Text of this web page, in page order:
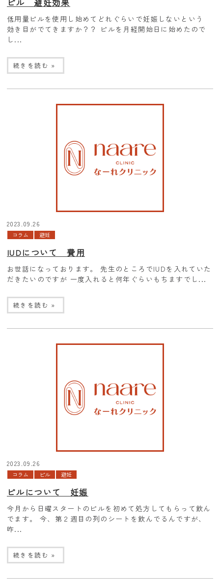
ピル 避妊効果
低用量ピルを使用し始めてどれぐらいで妊娠しないという
効き目がでてきますか？？ ピルを月経開始日に始めたので
し...
続きを読む »
2023.09.26
コラム 避妊
IUDについて 費用
お世話になっております。 先生のところでIUDを入れていた
だきたいのですが 一度入れると何年ぐらいもちますでし...
続きを読む »
2023.09.26
コラム ピル 避妊
ピルについて 妊娠
今月から日曜スタートのピルを初めて処方してもらって飲ん
でます。 今、第２週目の列のシートを飲んでるんですが、
昨...
続きを読む »